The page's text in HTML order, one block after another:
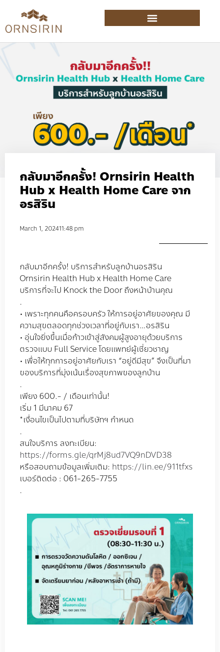
กลับมาอีกครั้ง! Ornsirin Health
Hub x Health Home Care จาก
อรสิริน
March 1, 202411:48 pm
กลับมาอีกครั้ง! บริการสำหรับลูกบ้านอรสิริน
Ornsirin Health Hub x Health Home Care
บริการที่จะไป Knock the Door ถึงหน้าบ้านคุณ
.
• เพราะทุกคนคือครอบครัว ให้การอยู่อาศัยของคุณ มี
ความสุขตลอดทุกช่วงเวลาที่อยู่กับเรา…อรสิริน
• อุ่นใจยิ่งขึ้นเมื่อก้าวเข้าสู่สังคมผู้สูงอายุด้วยบริการ
ตรวจแบบ Full Service โดยแพทย์ผู้เชี่ยวชาญ
• เพื่อให้ทุกการอยู่อาศัยกับเรา “อยู่ดีมีสุข” จึงเป็นที่มา
ของบริการที่มุ่งเน้นเรื่องสุขภาพของลูกบ้าน
.
เพียง 600.- / เดือนเท่านั้น!
เริ่ม 1 มีนาคม 67
*เงื่อนไขเป็นไปตามที่บริษัทฯ กำหนด
.
สนใจบริการ ลงทะเบียน:
https://forms.gle/qrMj8ud7VQ9nDVD38
หรือสอบถามข้อมูลเพิ่มเติม: https://lin.ee/911tfxs
เบอร์ติดต่อ : 061-265-7755
.